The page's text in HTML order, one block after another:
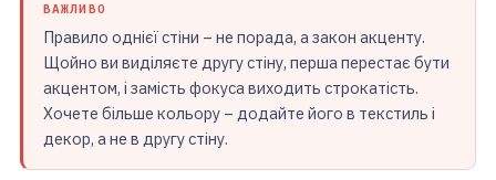
ВАЖЛИВО
Правило однієї стіни – не порада, а закон акценту.
Щойно ви виділяєте другу стіну, перша перестає бути
акцентом, і замість фокуса виходить строкатість.
Хочете більше кольору – додайте його в текстиль і
декор, а не в другу стіну.